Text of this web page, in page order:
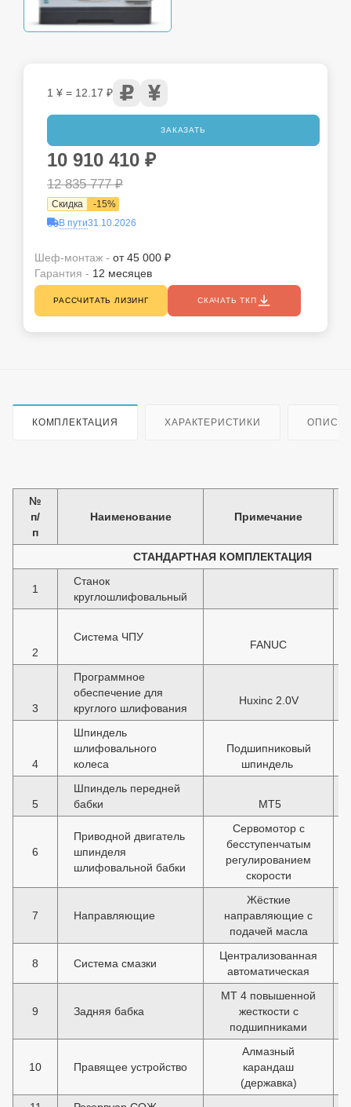
10 910 410 ₽
12 835 777₽
Скидка -15%
В пути31.10.2026
1 ¥ = 12.17 ₽
ЗАКАЗАТЬ
Шеф-монтаж - от 45 000 ₽
Гарантия - 12 месяцев
РАССЧИТАТЬ ЛИЗИНГ СКАЧАТЬ ТКП
КОМПЛЕКТАЦИЯ ХАРАКТЕРИСТИКИ
№
п/
п
Наименование Примечание
СТАНДАРТНАЯ КОМПЛЕКТАЦИЯ
1
Станок
круглошлифовальный
2
Система ЧПУ
FANUC
3
Программное
обеспечение для
круглого шлифования
Huxinc 2.0V
4
Шпиндель
шлифовального
колеса
Подшипниковый
шпиндель
5
Шпиндель передней
бабки
МТ5
6
Приводной двигатель
шпинделя
шлифовальной бабки
Сервомотор с
бесступенчатым
регулированием
скорости
7 Направляющие
Жёсткие
направляющие с
подачей масла
8 Система смазки
Централизованная
автоматическая
9 Задняя бабка
MT 4 повышенной
жесткости с
подшипниками
10 Правящее устройство
Алмазный
карандаш
(державка)